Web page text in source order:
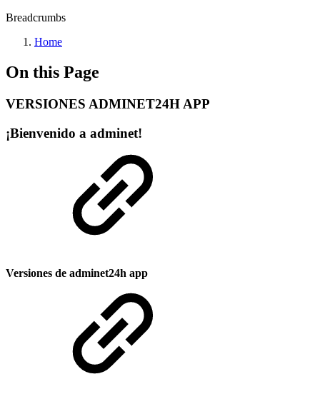
Breadcrumbs
Home
On this Page
VERSIONES ADMINET24H APP
¡Bienvenido a adminet!
Versiones de adminet24h app